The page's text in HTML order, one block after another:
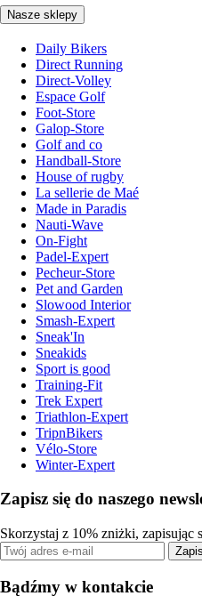
Nasze sklepy
Daily Bikers
Direct Running
Direct-Volley
Espace Golf
Foot-Store
Galop-Store
Golf and co
Handball-Store
House of rugby
La sellerie de Maé
Made in Paradis
Nauti-Wave
On-Fight
Padel-Expert
Pecheur-Store
Pet and Garden
Slowood Interior
Smash-Expert
Sneak'In
Sneakids
Sport is good
Training-Fit
Trek Expert
Triathlon-Expert
TripnBikers
Vélo-Store
Winter-Expert
Zapisz się do naszego
Skorzystaj z 10% zniżki, zapisując
Bądźmy w kontakcie